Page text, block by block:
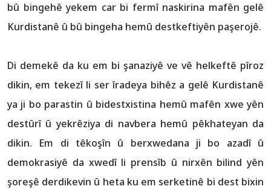
bû bingehê yekem car bi fermî naskirina mafên gelê
Kurdistanê û bû bingeha hemû destkeftiyên paşerojê.
Di demekê da ku em bi şanaziyê ve vê helkeftê pîroz
dikin, em tekezî li ser îradeya bihêz a gelê Kurdistanê
ya ji bo parastin û bidestxistina hemû mafên xwe yên
destûrî û yekrêziya di navbera hemû pêkhateyan da
dikin. Em di têkoşîn û berxwedana ji bo azadî û
demokrasiyê da xwedî li prensîb û nirxên bilind yên
şoreşê derdikevin û heta ku em serketinê bi dest bixin